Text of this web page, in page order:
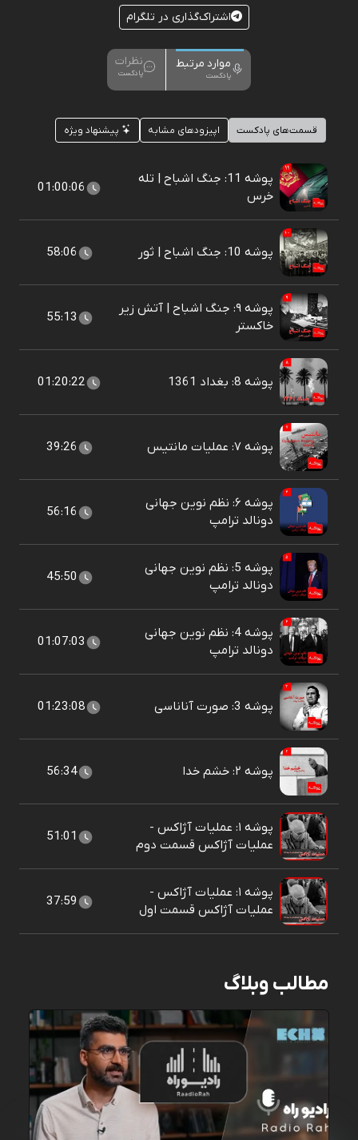
اشتراک‌گذاری در تلگرام
موارد مرتبط
پادکست
نظرات
پادکست
قسمت‌های پادکست اپیزودهای مشابه پیشنهاد ویژه
پوشه 11: جنگ اشباح | تله
خرس
01:00:06
پوشه 10: جنگ اشباح | ثور 58:06
پوشه ۹: جنگ اشباح | آتش زیر
خاکستر
55:13
پوشه 8: بغداد 1361 01:20:22
پوشه ۷: عملیات مانتیس 39:26
پوشه ۶: نظم نوین جهانی
دونالد ترامپ
56:16
پوشه 5: نظم نوین جهانی
دونالد ترامپ
45:50
پوشه 4: نظم نوین جهانی
دونالد ترامپ
01:07:03
پوشه 3: صورت آناناسی 01:23:08
پوشه ۲: خشم خدا 56:34
پوشه‌ ۱: عملیات آژاکس -
عملیات آژاکس قسمت دوم
51:01
پوشه‌ ۱: عملیات آژاکس -
عملیات آژاکس قسمت اول
37:59
مطالب وبلاگ